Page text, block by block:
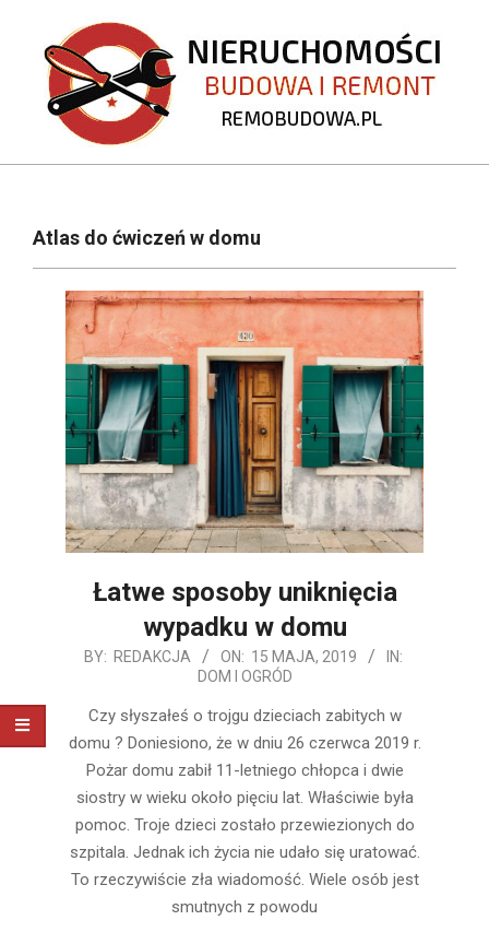
content
REMOBUDOWA.PL
NavigationAtlas do ćwiczeń w domu
Łatwe sposoby uniknięcia
wypadku w domu
2019-
BY: REDAKCJA ON: 15 MAJA, 2019
IN:
DOM I OGRÓD
Czy słyszałeś o trojgu dzieciach zabitych w
domu ? Doniesiono, że w dniu 26 czerwca 2019 r.
Pożar domu zabił 11-letniego chłopca i dwie
siostry w wieku około pięciu lat. Właściwie była
pomoc. Troje dzieci zostało przewiezionych do
szpitala. Jednak ich życia nie udało się uratować.
To rzeczywiście zła wiadomość. Wiele osób jest
smutnych z powodu